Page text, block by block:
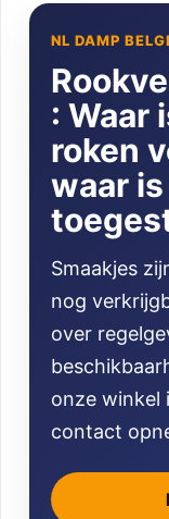
NL DAMP
: Waar
roken
waar
Smaakjes
nog
over
onze winkel
contact